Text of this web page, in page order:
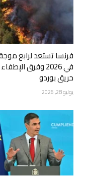
فرنسا تستعد لرابع
في 2026 وفرق
حريق بوردو
يوليو 28, 2026